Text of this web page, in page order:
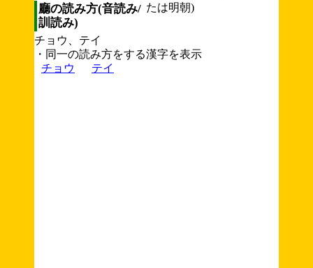
たは明朝)
廳の読み方(音読み/
訓読み)
チョウ、テイ
・同一の読み方をする漢字を表示
チョウ
テイ